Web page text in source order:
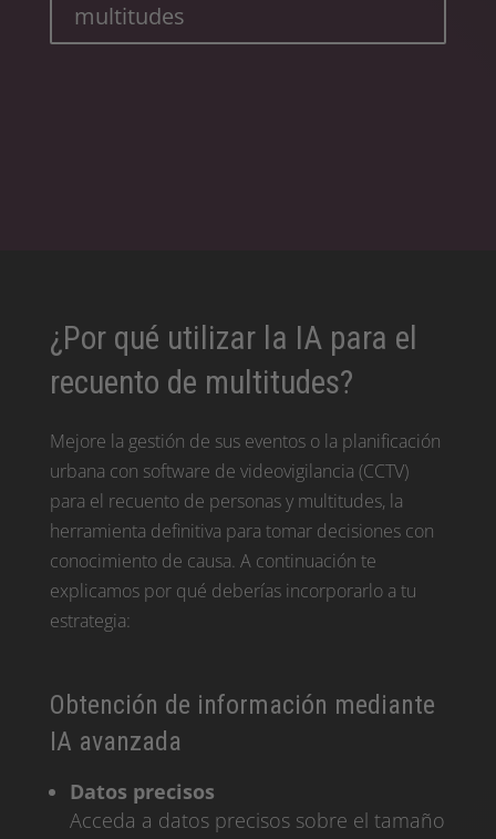
multitudes
¿Por qué utilizar la IA para el
recuento de multitudes?
Mejore la gestión de sus eventos o la planificación
urbana con software de videovigilancia (CCTV)
para el recuento de personas y multitudes, la
herramienta definitiva para tomar decisiones con
conocimiento de causa. A continuación te
explicamos por qué deberías incorporarlo a tu
estrategia:
Obtención de información mediante
IA avanzada
Datos precisos
Acceda a datos precisos sobre el tamaño